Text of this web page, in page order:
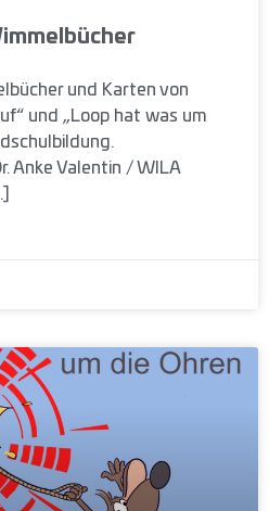
und Karten von
und „Loop hat was um
Anke Valentin / WILA